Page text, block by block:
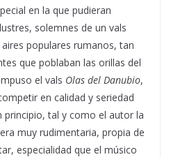
en la que pudieran
solemnes de un vals
populares rumanos, tan
que poblaban las orillas del
el vals Olas del Danubio,
en calidad y seriedad
principio, tal y como el autor la
muy rudimentaria, propia de
especialidad que el músico